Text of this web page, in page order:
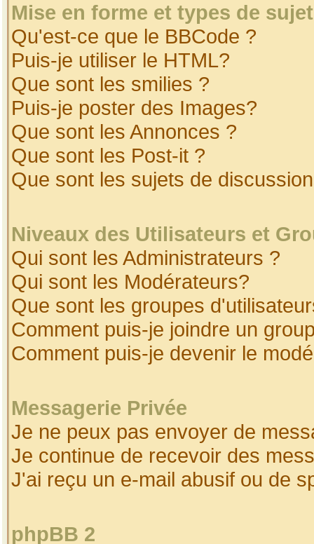
Mise en forme et types de
Qu'est-ce que le BBCode ?
Puis-je utiliser le HTML?
Que sont les smilies ?
Puis-je poster des Images?
Que sont les Annonces ?
Que sont les Post-it ?
Que sont les sujets de
Niveaux des Utilisateurs et
Qui sont les Administrateurs ?
Qui sont les Modérateurs?
Que sont les groupes
Comment puis-je joindre un
Comment puis-je devenir le
Messagerie Privée
Je ne peux pas envoyer de
Je continue de recevoir des
J'ai reçu un e-mail abusif ou de
phpBB 2